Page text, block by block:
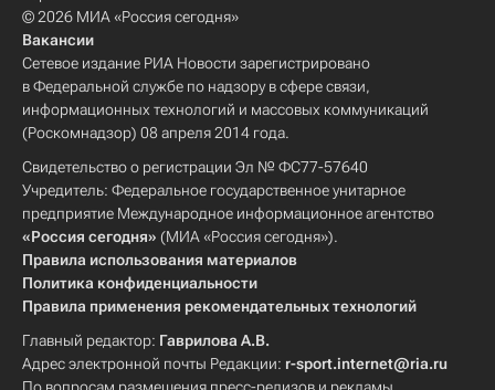
© 2026 МИА «Россия сегодня»
Вакансии
Сетевое издание РИА Новости зарегистрировано
в Федеральной службе по надзору в сфере связи,
информационных технологий и массовых коммуникаций
(Роскомнадзор) 08 апреля 2014 года.
Свидетельство о регистрации Эл № ФС77-57640
Учредитель: Федеральное государственное унитарное
предприятие Международное информационное агентство
«Россия сегодня» (МИА «Россия сегодня»).
Правила использования материалов
Политика конфиденциальности
Правила применения рекомендательных технологий
Главный редактор: Гаврилова А.В.
Адрес электронной почты Редакции: r-sport.internet@ria.ru